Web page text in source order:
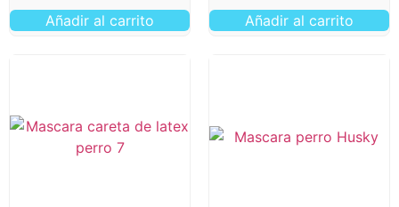
Añadir al carrito Añadir al carrito